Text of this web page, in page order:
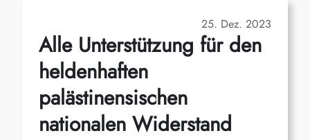
25. Dez. 2023
Alle Unterstützung für den
heldenhaften
palästinensischen
nationalen Widerstand